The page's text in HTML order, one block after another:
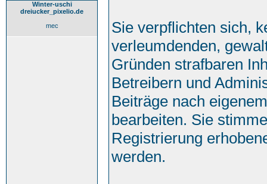
Winter-uschi
dreiucker_pixelio.de
mec
Sie verpflichten sich,
verleumdenden,
Gründen strafbaren
Betreibern und
Beiträge nach
bearbeiten. Sie
Registrierung
werden.